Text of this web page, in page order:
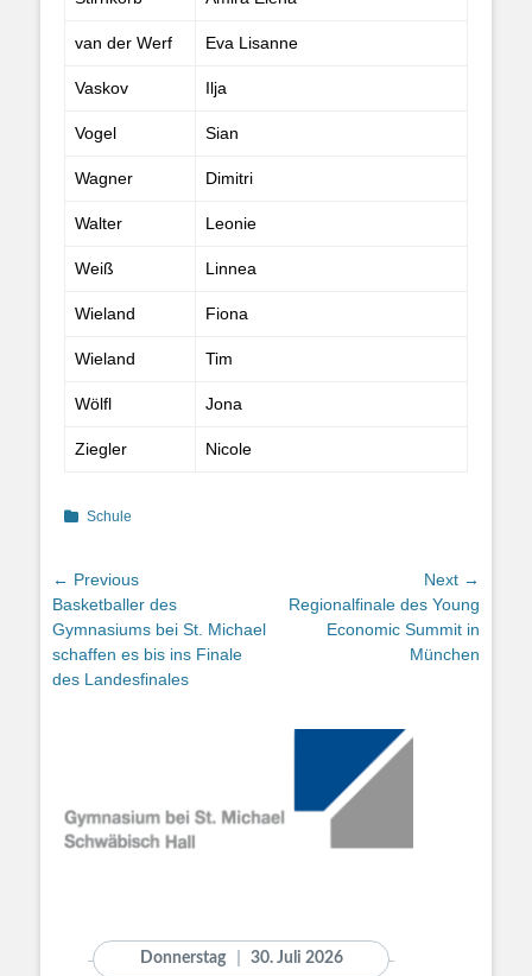
van der Werf Eva Lisanne
Vaskov Ilja
Vogel Sian
Wagner Dimitri
Walter Leonie
Weiß Linnea
Wieland Fiona
Wieland Tim
Wölfl Jona
Ziegler Nicole
Categories
Schule
Beitragsnavigation
← Previous
Previous
post:
Basketballer des
Gymnasiums bei St. Michael
schaffen es bis ins Finale
des Landesfinales
Next →
Next
post:
Regionalfinale des Young
Economic Summit in
München